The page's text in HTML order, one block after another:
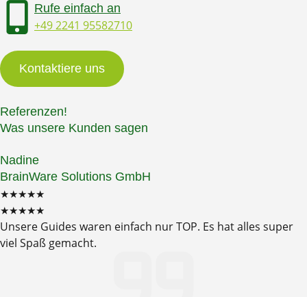
Rufe einfach an
+49 2241 95582710
Kontaktiere uns
Referenzen!
Was unsere Kunden sagen
Nadine
BrainWare Solutions GmbH
★★★★★
★★★★★
Unsere Guides waren einfach nur TOP. Es hat alles super
viel Spaß gemacht.